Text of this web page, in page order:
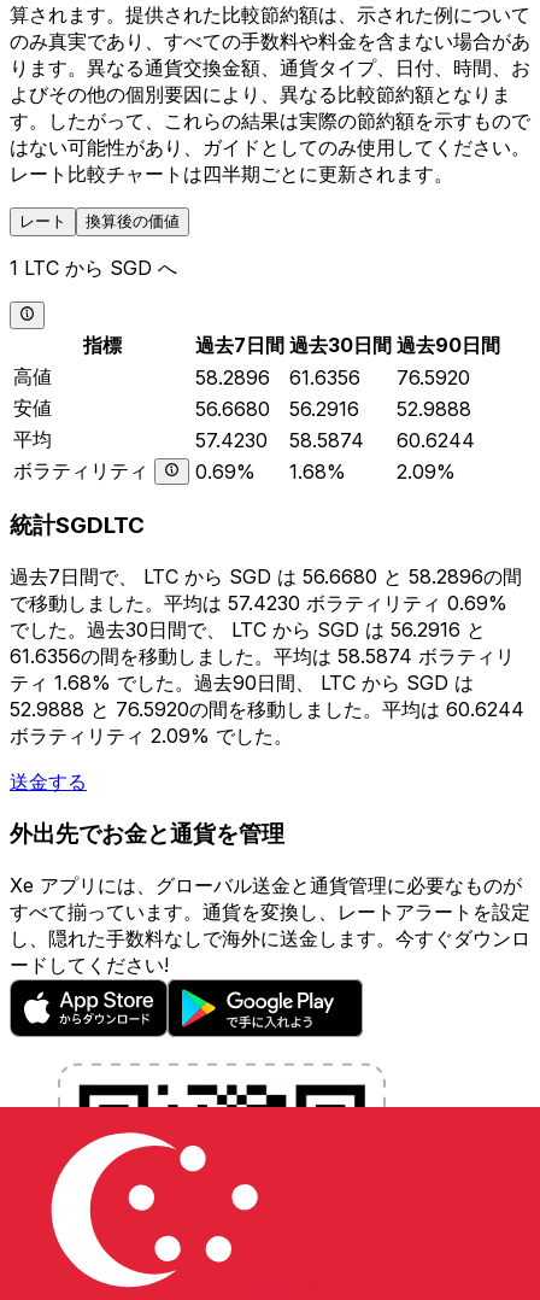
算されます。提供された比較節約額は、示された例について
のみ真実であり、すべての手数料や料金を含まない場合があ
ります。異なる通貨交換金額、通貨タイプ、日付、時間、お
よびその他の個別要因により、異なる比較節約額となりま
す。したがって、これらの結果は実際の節約額を示すもので
はない可能性があり、ガイドとしてのみ使用してください。
レート比較チャートは四半期ごとに更新されます。
レート 換算後の価値
1 LTC から SGD へ
指標 過去7日間 過去30日間 過去90日間
高値
58.2896 61.6356
76.5920
安値
56.6680 56.2916
52.9888
平均
57.4230 58.5874
60.6244
ボラティリティ
0.69% 1.68% 2.09%
統計SGDLTC
過去7日間で、 LTC から SGD は 56.6680 と 58.2896の間
で移動しました。平均は 57.4230 ボラティリティ 0.69%
でした。過去30日間で、 LTC から SGD は 56.2916 と
61.6356の間を移動しました。平均は 58.5874 ボラティリ
ティ 1.68% でした。過去90日間、 LTC から SGD は
52.9888 と 76.5920の間を移動しました。平均は 60.6244
ボラティリティ 2.09% でした。
送金する
外出先でお金と通貨を管理
Xe アプリには、グローバル送金と通貨管理に必要なものが
すべて揃っています。通貨を変換し、レートアラートを設定
し、隠れた手数料なしで海外に送金します。今すぐダウンロ
ードしてください!